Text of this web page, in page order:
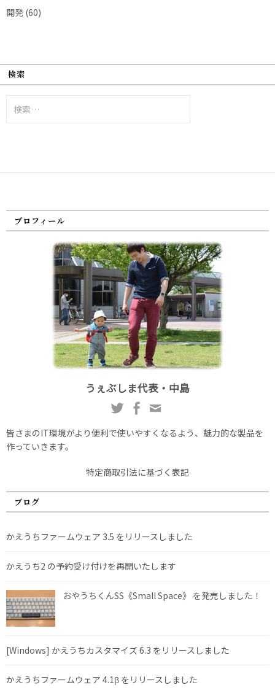
開発 (60)
検索
索:
プロフィール
うぇぶしま代表・中島
皆さまのIT環境がより便利で使いやすくなるよう、魅力的な製品を
作っていきます。
特定商取引法に基づく表記
ブログ
かえうちファームウェア 3.5 をリリースしました
かえうち2 の予約受け付けを再開いたします
おやうちくんSS《Small Space》 を発売しました！
[Windows] かえうちカスタマイズ 6.3 をリリースしました
かえうちファームウェア 4.1β をリリースしました